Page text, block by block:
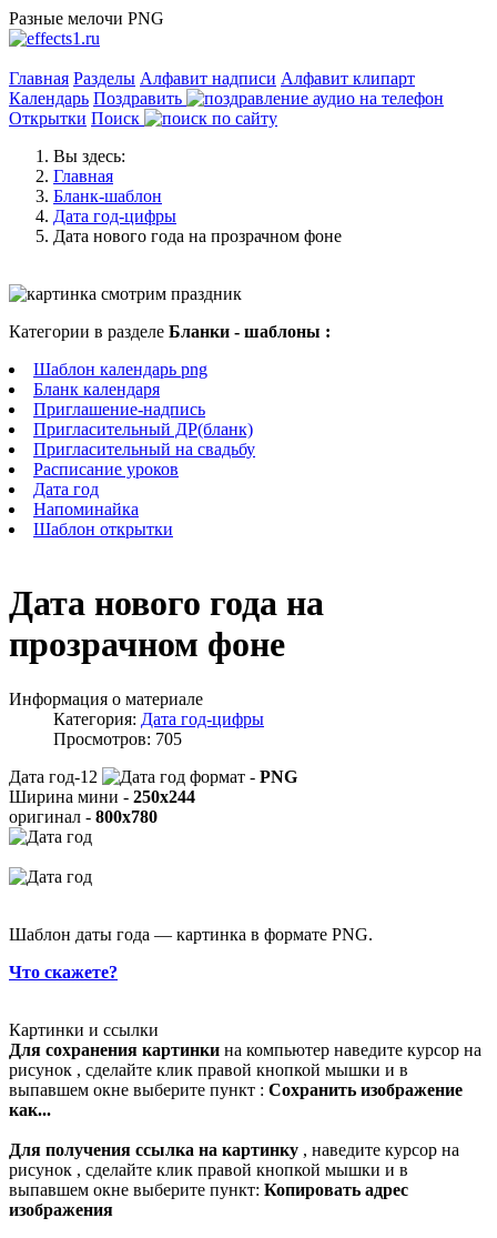
Разные мелочи PNG
Главная Разделы Алфавит надписи Алфавит клипарт
Календарь Поздравить
Открытки Поиск
Вы здесь:
Главная
Бланк-шаблон
Дата год-цифры
Дата нового года на прозрачном фоне
Категории в разделе Бланки - шаблоны :
Шаблон календарь png
Бланк календаря
Приглашение-надпись
Пригласительный ДР(бланк)
Пригласительный на свадьбу
Расписание уроков
Дата год
Напоминайка
Шаблон открытки
Дата нового года на
прозрачном фоне
Информация о материале
Категория: Дата год-цифры
Просмотров: 705
Дата год-12
формат - PNG
Ширина мини - 250x244
оригинал - 800x780
Шаблон даты года — картинка в формате PNG.
Что скажете?
Картинки и ссылки
Для сохранения картинки на компьютер наведите курсор на
рисунок , сделайте клик правой кнопкой мышки и в
выпавшем окне выберите пункт : Сохранить изображение
как...
Для получения ссылка на картинку , наведите курсор на
рисунок , сделайте клик правой кнопкой мышки и в
выпавшем окне выберите пункт: Копировать адрес
изображения